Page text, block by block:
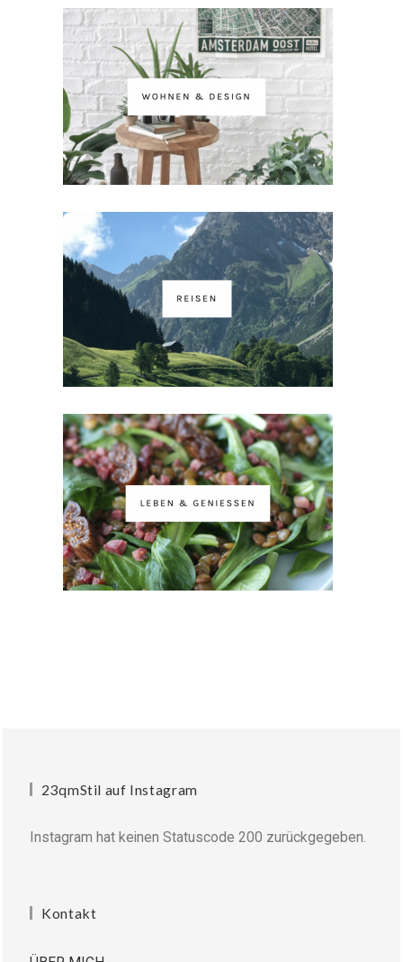
23qmStil auf Instagram
Instagram hat keinen Statuscode 200 zurückgegeben.
Kontakt